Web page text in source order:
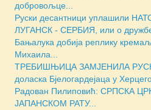
добровољце...
Руски десантници уплашили
ЛУГАНСК - СЕРБИЯ, или о
Бањалука добија реплику
Михаила...
ТРЕБИШЊИЦА ЗАМЈЕНИЛА
доласка Бјелогардејаца у
Радован Пилиповић: СРПСКА
ЈАПАНСКОМ РАТУ...